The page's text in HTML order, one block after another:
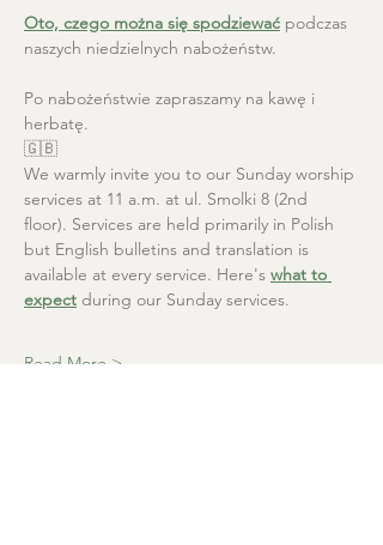
Oto, czego można się spodziewać podczas
naszych niedzielnych nabożeństw.
Po nabożeństwie zapraszamy na kawę i
herbatę.
🇬🇧
We warmly invite you to our Sunday worship
services at 11 a.m. at ul. Smolki 8 (2nd
floor). Services are held primarily in Polish
but English bulletins and translation is
available at every service. Here's what to
expect during our Sunday services.
Read More >